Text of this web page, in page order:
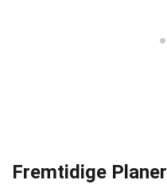
Fremtidige Planer